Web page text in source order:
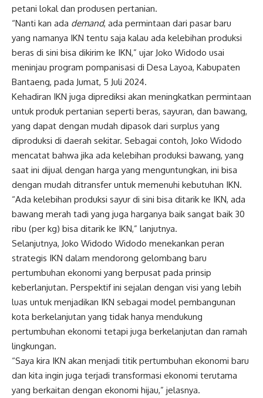
petani lokal dan produsen pertanian.
“Nanti kan ada demand, ada permintaan dari pasar baru
yang namanya IKN tentu saja kalau ada kelebihan produksi
beras di sini bisa dikirim ke IKN,” ujar Joko Widodo usai
meninjau program pompanisasi di Desa Layoa, Kabupaten
Bantaeng, pada Jumat, 5 Juli 2024.
Kehadiran IKN juga diprediksi akan meningkatkan permintaan
untuk produk pertanian seperti beras, sayuran, dan bawang,
yang dapat dengan mudah dipasok dari surplus yang
diproduksi di daerah sekitar. Sebagai contoh, Joko Widodo
mencatat bahwa jika ada kelebihan produksi bawang, yang
saat ini dijual dengan harga yang menguntungkan, ini bisa
dengan mudah ditransfer untuk memenuhi kebutuhan IKN.
“Ada kelebihan produksi sayur di sini bisa ditarik ke IKN, ada
bawang merah tadi yang juga harganya baik sangat baik 30
ribu (per kg) bisa ditarik ke IKN,” lanjutnya.
Selanjutnya, Joko Widodo Widodo menekankan peran
strategis IKN dalam mendorong gelombang baru
pertumbuhan ekonomi yang berpusat pada prinsip
keberlanjutan. Perspektif ini sejalan dengan visi yang lebih
luas untuk menjadikan IKN sebagai model pembangunan
kota berkelanjutan yang tidak hanya mendukung
pertumbuhan ekonomi tetapi juga berkelanjutan dan ramah
lingkungan.
“Saya kira IKN akan menjadi titik pertumbuhan ekonomi baru
dan kita ingin juga terjadi transformasi ekonomi terutama
yang berkaitan dengan ekonomi hijau,” jelasnya.